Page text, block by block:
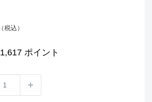
（税込）
1,617 ポイント